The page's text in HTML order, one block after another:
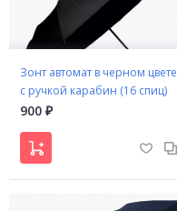
Зонт автомат в черном цвете
с ручкой карабин (16 спиц)
900 ₽